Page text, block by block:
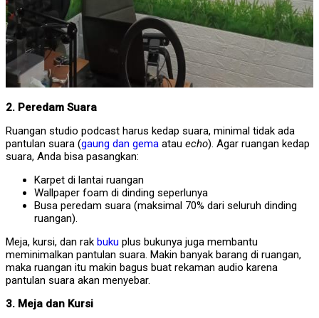
2. Peredam Suara
Ruangan studio podcast harus kedap suara, minimal tidak ada
pantulan suara (gaung dan gema atau echo). Agar ruangan kedap
suara, Anda bisa pasangkan:
Karpet di lantai ruangan
Wallpaper foam di dinding seperlunya
Busa peredam suara (maksimal 70% dari seluruh dinding
ruangan).
Meja, kursi, dan rak buku plus bukunya juga membantu
meminimalkan pantulan suara. Makin banyak barang di ruangan,
maka ruangan itu makin bagus buat rekaman audio karena
pantulan suara akan menyebar.
3. Meja dan Kursi